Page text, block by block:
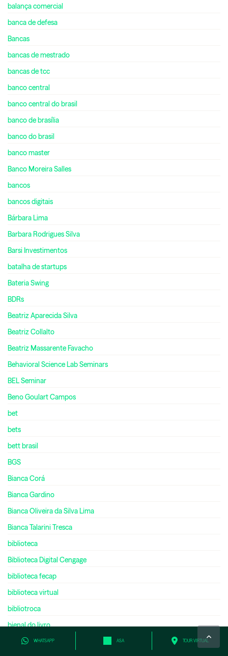
WHATSAPP ASA TOUR VIRTUAL
balança comercial
banca de defesa
Bancas
bancas de mestrado
bancas de tcc
banco central
banco central do brasil
banco de brasília
banco do brasil
banco master
Banco Moreira Salles
bancos
bancos digitais
Bárbara Lima
Barbara Rodrigues Silva
Barsi Investimentos
batalha de startups
Bateria Swing
BDRs
Beatriz Aparecida Silva
Beatriz Collalto
Beatriz Massarente Favacho
Behavioral Science Lab Seminars
BEL Seminar
Beno Goulart Campos
bet
bets
bett brasil
BGS
Bianca Corá
Bianca Gardino
Bianca Oliveira da Silva Lima
Bianca Talarini Tresca
biblioteca
Biblioteca Digital Cengage
biblioteca fecap
biblioteca virtual
bibliotroca
bienal do livro
bilíngue